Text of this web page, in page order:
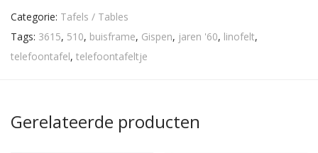
Categorie: Tafels / Tables
Tags: 3615, 510, buisframe, Gispen, jaren '60, linofelt,
telefoontafel, telefoontafeltje
Gerelateerde producten